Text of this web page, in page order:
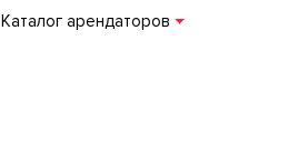
Каталог арендаторов